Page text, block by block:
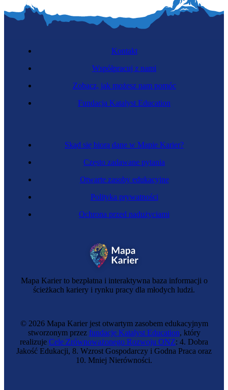
Mapa Karier to bezpłatna i interaktywna baza informacji o
ścieżkach kariery i rynku pracy dla młodych ludzi.
Skąd się biorą dane w Mapie Karier?
Często zadawane pytania
Otwarte zasoby edukacyjne
Polityka prywatności
Ochrona przed nadużyciami
Kontakt
Współpracuj z nami
Zobacz, jak możesz nam pomóc
Fundacja Katalyst Education
© 2026 Mapa Karier jest otwartym zasobem edukacyjnym
stworzonym przez fundację Katalyst Education, który
realizuje Cele Zrównoważonego Rozwoju ONZ: 4. Dobra
Jakość Edukacji, 8. Wzrost Gospodarczy i Godna Praca oraz
10. Mniej Nierówności.